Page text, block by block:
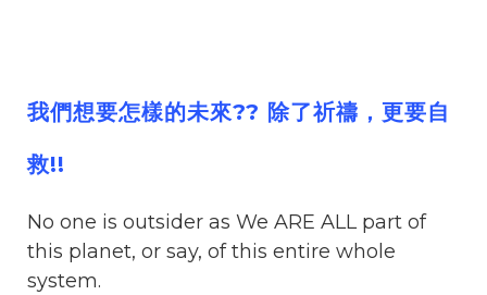
我們想要怎樣的未來?? 除了祈禱，更要自
救!!
No one is outsider as We ARE ALL part of
this planet, or say, of this entire whole
system.